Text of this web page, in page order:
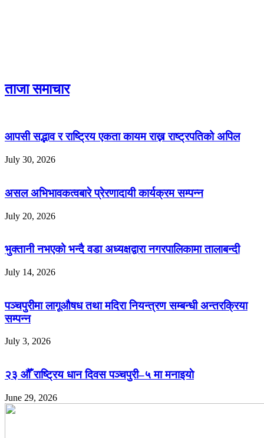
ताजा समाचार
आपसी सद्भाव र राष्ट्रिय एकता कायम राख्न राष्ट्रपतिको अपिल
July 30, 2026
असल अभिभावकत्वबारे प्रेरणादायी कार्यक्रम सम्पन्न
July 20, 2026
भुक्तानी नभएको भन्दै वडा अध्यक्षद्वारा नगरपालिकामा तालाबन्दी
July 14, 2026
पञ्चपुरीमा लागूऔषध तथा मदिरा नियन्त्रण सम्बन्धी अन्तरक्रिया
सम्पन्न
July 3, 2026
२३ औँ राष्ट्रिय धान दिवस पञ्चपुरी–५ मा मनाइयाे
June 29, 2026